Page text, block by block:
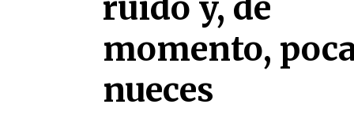
momento,
nueces